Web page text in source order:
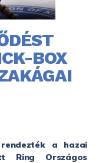
BOX
a hazai
Ring Országos